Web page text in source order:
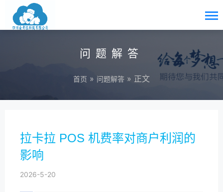
问题解答
首页 » 问题解答 » 正文
拉卡拉 POS 机费率对商户利润的
影响
2026-5-20